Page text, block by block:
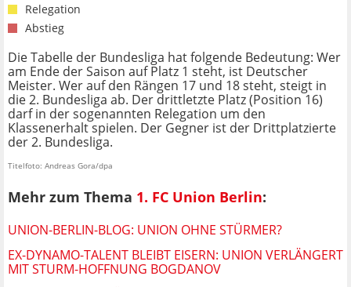
Relegation
Abstieg
Die Tabelle der Bundesliga hat folgende Bedeutung: Wer
am Ende der Saison auf Platz 1 steht, ist Deutscher
Meister. Wer auf den Rängen 17 und 18 steht, steigt in
die 2. Bundesliga ab. Der drittletzte Platz (Position 16)
darf in der sogenannten Relegation um den
Klassenerhalt spielen. Der Gegner ist der Drittplatzierte
der 2. Bundesliga.
Titelfoto: Andreas Gora/dpa
Mehr zum Thema 1. FC Union Berlin:
UNION-BERLIN-BLOG: UNION OHNE STÜRMER?
EX-DYNAMO-TALENT BLEIBT EISERN: UNION VERLÄNGERT
MIT STURM-HOFFNUNG BOGDANOV